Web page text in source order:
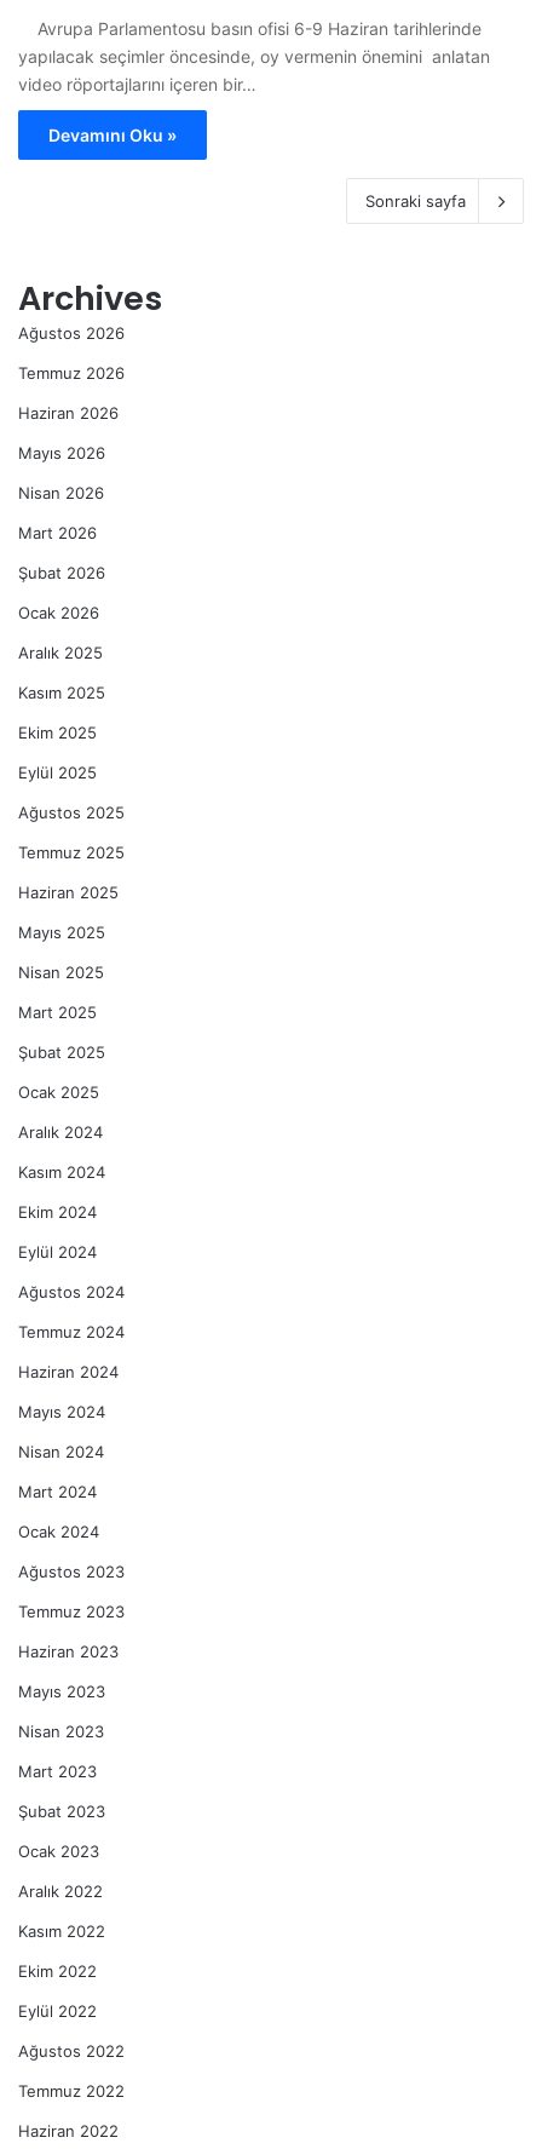
Avrupa Parlamentosu basın ofisi 6-9 Haziran tarihlerinde
yapılacak seçimler öncesinde, oy vermenin önemini anlatan
video röportajlarını içeren bir…
Devamını Oku »
Sonraki sayfa
Archives
Ağustos 2026
Temmuz 2026
Haziran 2026
Mayıs 2026
Nisan 2026
Mart 2026
Şubat 2026
Ocak 2026
Aralık 2025
Kasım 2025
Ekim 2025
Eylül 2025
Ağustos 2025
Temmuz 2025
Haziran 2025
Mayıs 2025
Nisan 2025
Mart 2025
Şubat 2025
Ocak 2025
Aralık 2024
Kasım 2024
Ekim 2024
Eylül 2024
Ağustos 2024
Temmuz 2024
Haziran 2024
Mayıs 2024
Nisan 2024
Mart 2024
Ocak 2024
Ağustos 2023
Temmuz 2023
Haziran 2023
Mayıs 2023
Nisan 2023
Mart 2023
Şubat 2023
Ocak 2023
Aralık 2022
Kasım 2022
Ekim 2022
Eylül 2022
Ağustos 2022
Temmuz 2022
Haziran 2022